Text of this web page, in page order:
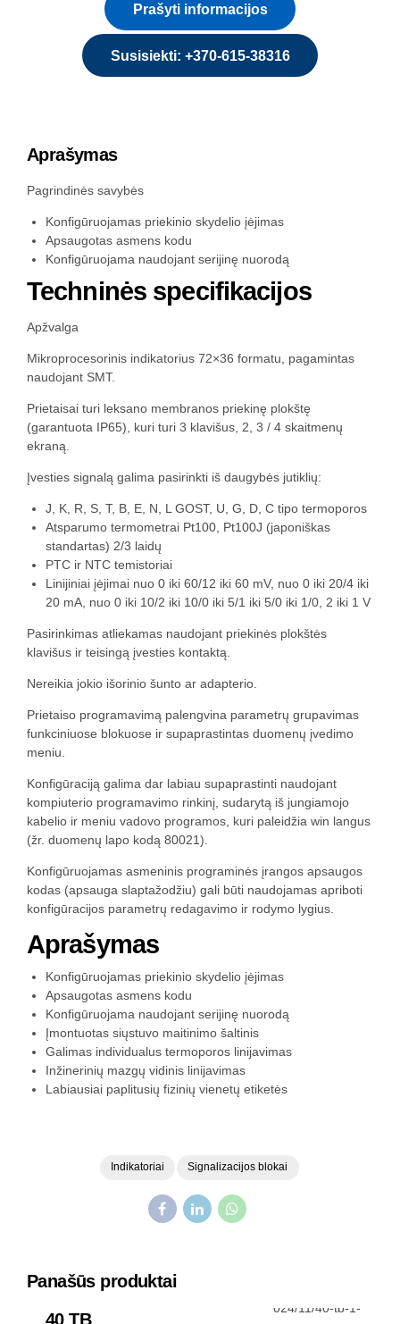
Prašyti informacijos
Susisiekti: +370-615-38316
Aprašymas
Pagrindinės savybės
Konfigūruojamas priekinio skydelio įėjimas
Apsaugotas asmens kodu
Konfigūruojama naudojant serijinę nuorodą
Techninės specifikacijos
Apžvalga
Mikroprocesorinis indikatorius 72×36 formatu, pagamintas
naudojant SMT.
Prietaisai turi leksano membranos priekinę plokštę
(garantuota IP65), kuri turi 3 klavišus, 2, 3 / 4 skaitmenų
ekraną.
Įvesties signalą galima pasirinkti iš daugybės jutiklių:
J, K, R, S, T, B, E, N, L GOST, U, G, D, C tipo termoporos
Atsparumo termometrai Pt100, Pt100J (japoniškas
standartas) 2/3 laidų
PTC ir NTC temistoriai
Linijiniai įėjimai nuo 0 iki 60/12 iki 60 mV, nuo 0 iki 20/4 iki
20 mA, nuo 0 iki 10/2 iki 10/0 iki 5/1 iki 5/0 iki 1/0, 2 iki 1 V
Pasirinkimas atliekamas naudojant priekinės plokštės
klavišus ir teisingą įvesties kontaktą.
Nereikia jokio išorinio šunto ar adapterio.
Prietaiso programavimą palengvina parametrų grupavimas
funkciniuose blokuose ir supaprastintas duomenų įvedimo
meniu.
Konfigūraciją galima dar labiau supaprastinti naudojant
kompiuterio programavimo rinkinį, sudarytą iš jungiamojo
kabelio ir meniu vadovo programos, kuri paleidžia win langus
(žr. duomenų lapo kodą 80021).
Konfigūruojamas asmeninis programinės įrangos apsaugos
kodas (apsauga slaptažodžiu) gali būti naudojamas apriboti
konfigūracijos parametrų redagavimo ir rodymo lygius.
Aprašymas
Konfigūruojamas priekinio skydelio įėjimas
Apsaugotas asmens kodu
Konfigūruojama naudojant serijinę nuorodą
Įmontuotas siųstuvo maitinimo šaltinis
Galimas individualus termoporos linijavimas
Inžinerinių mazgų vidinis linijavimas
Labiausiai paplitusių fizinių vienetų etiketės
Indikatoriai Signalizacijos blokai
Panašūs produktai
Indikatoriai ir signalizacijos blokai
40 TB